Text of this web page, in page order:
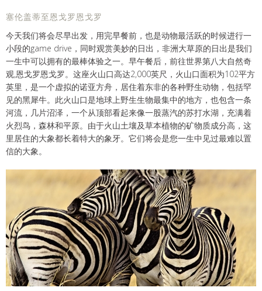
塞伦盖蒂至恩戈罗恩戈罗
今天我们将会尽早出发，用完早餐前，也是动物最活跃的时候进行一
小段的game drive，同时观赏美妙的日出，非洲大草原的日出是我们
一生中可以拥有的最棒体验之一。早午餐后，前往世界第八大自然奇
观,恩戈罗恩戈罗。这座火山口高达2,000英尺，火山口面积为102平方
英里，是一个虚拟的诺亚方舟，居住着东非的各种野生动物，包括罕
见的黑犀牛。此火山口是地球上野生生物最集中的地方，也包含一条
河流，几片沼泽，一个从顶部看起来像一股蒸汽的苏打水湖，充满着
火烈鸟，森林和平原。由于火山土壤及草本植物的矿物质成分高，这
里居住的大象都长着特大的象牙。它们将会是您一生中见过最难以置
信的大象。